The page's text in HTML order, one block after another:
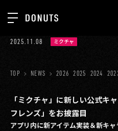
ジョ
ゲ
TOP
ABOUT
SERVICES
GROUP
2025.11.08 ミクチャ
TOP NEWS 2026 2025 2024
「ミクチャ」に新しい公式キ
フレンズ」をお披露目
アプリ内に新アイテム実装＆新キ